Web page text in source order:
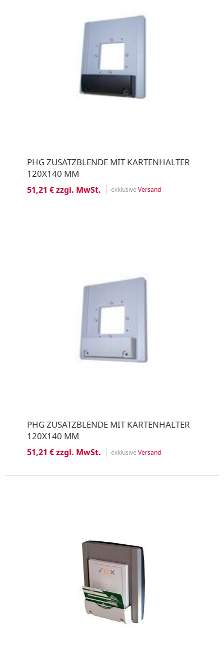
PHG ZUSATZBLENDE MIT KARTENHALTER
120X140 MM
51,21 € zzgl. MwSt. exklusive Versand
PHG ZUSATZBLENDE MIT KARTENHALTER
120X140 MM
51,21 € zzgl. MwSt. exklusive Versand